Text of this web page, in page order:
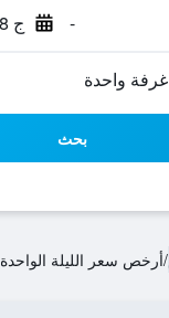
- ج 14/8
بحث
/أرخص سعر الليلة الواحدة